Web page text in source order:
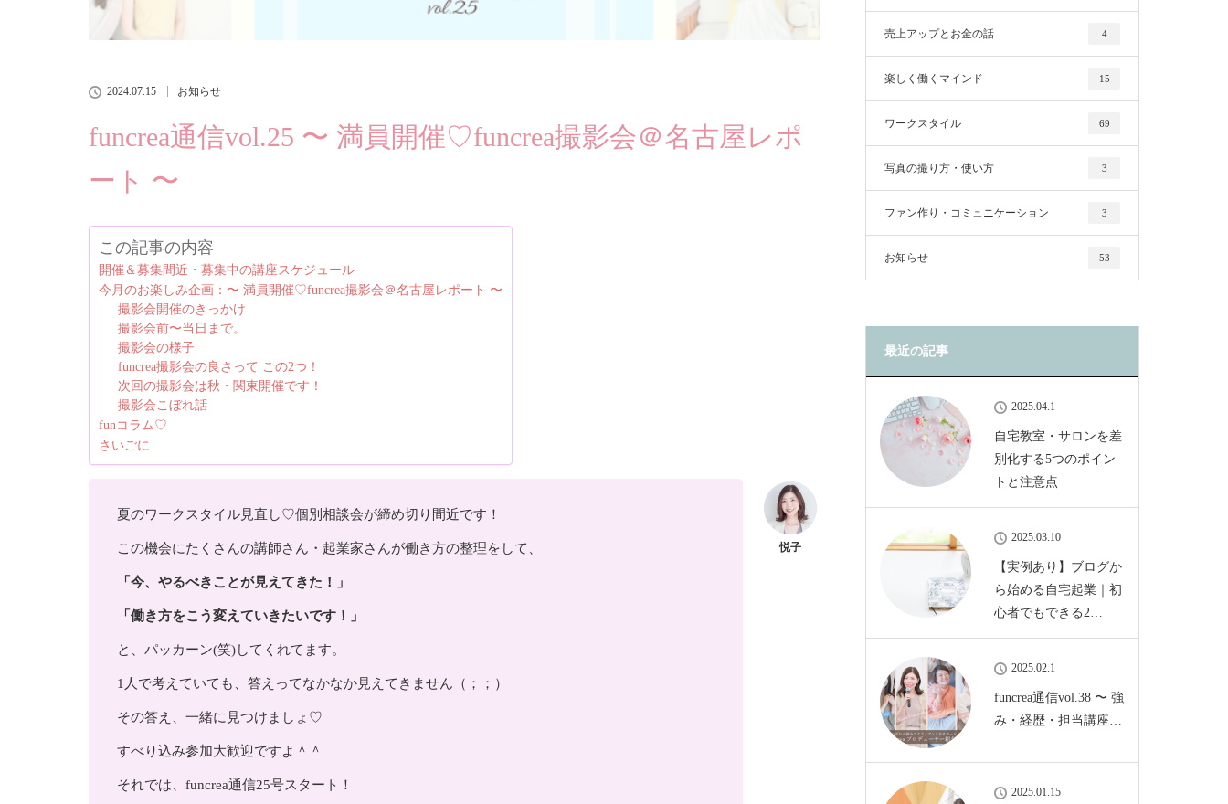
2024.07.15 お知らせ
funcrea通信vol.25 〜 満員開催♡funcrea撮影会＠名古屋レポ
ート 〜
この記事の内容
開催＆募集間近・募集中の講座スケジュール
今月のお楽しみ企画：〜 満員開催♡funcrea撮影会＠名古屋レポート 〜
撮影会開催のきっかけ
撮影会前〜当日まで。
撮影会の様子
funcrea撮影会の良さって この2つ！
次回の撮影会は秋・関東開催です！
撮影会こぼれ話
funコラム♡
さいごに
夏のワークスタイル見直し♡個別相談会が締め切り間近です！
この機会にたくさんの講師さん・起業家さんが働き方の整理をして、
「今、やるべきことが見えてきた！」
「働き方をこう変えていきたいです！」
と、パッカーン(笑)してくれてます。
1人で考えていても、答えってなかなか見えてきません（；；）
その答え、一緒に見つけましょ♡
すべり込み参加大歓迎ですよ＾＾
それでは、funcrea通信25号スタート！
売上アップとお金の話 4
楽しく働くマインド 15
ワークスタイル 69
写真の撮り方・使い方 3
ファン作り・コミュニケーション 3
お知らせ 53
最近の記事
2025.04.1
自宅教室・サロンを差
別化する5つのポイン
トと注意点
2025.03.10
【実例あり】ブログか
ら始める自宅起業｜初
心者でもできる2…
2025.02.1
funcrea通信vol.38 〜 強
み・経歴・担当講座…
2025.01.15